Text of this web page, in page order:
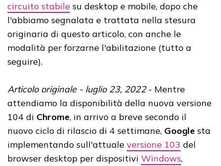
circuito stabile su desktop e mobile, dopo che
l'abbiamo segnalata e trattata nella stesura
originaria di questo articolo, con anche le
modalità per forzarne l'abilitazione (tutto a
seguire).
Articolo originale - luglio 23, 2022- Mentre
attendiamo la disponibilità della nuova versione
104 di Chrome, in arrivo a breve secondo il
nuovo ciclo di rilascio di 4 settimane, Google sta
implementando sull'attuale versione 103 del
browser desktop per dispositivi Windows,